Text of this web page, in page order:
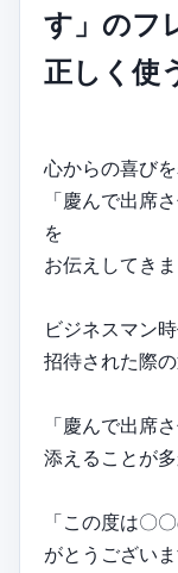
す」のフ
正しく使
心からの喜び
「慶んで出席
を
お伝えしてきま
ビジネスマン
招待された際
「慶んで出席
添えることが多
「この度は〇
がとうございま